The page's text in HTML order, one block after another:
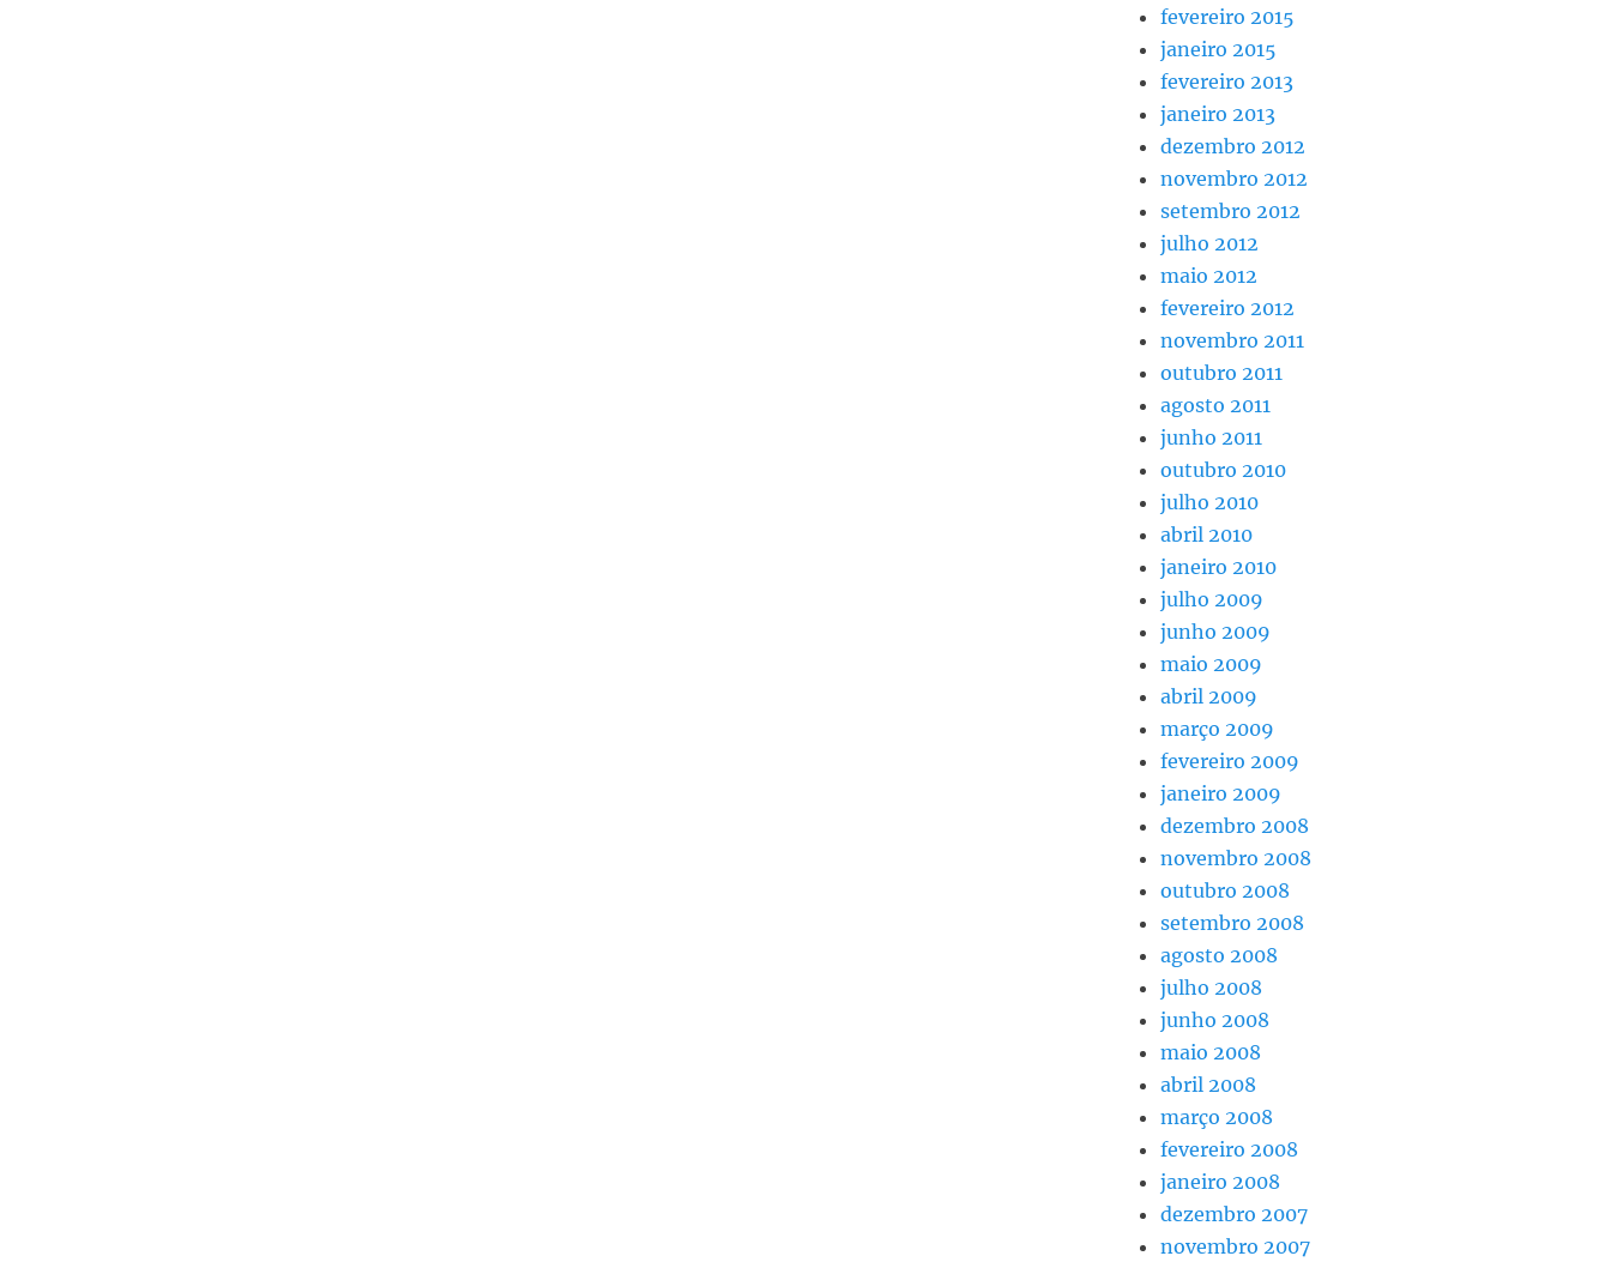
fevereiro 2015
janeiro 2015
fevereiro 2013
janeiro 2013
dezembro 2012
novembro 2012
setembro 2012
julho 2012
maio 2012
fevereiro 2012
novembro 2011
outubro 2011
agosto 2011
junho 2011
outubro 2010
julho 2010
abril 2010
janeiro 2010
julho 2009
junho 2009
maio 2009
abril 2009
março 2009
fevereiro 2009
janeiro 2009
dezembro 2008
novembro 2008
outubro 2008
setembro 2008
agosto 2008
julho 2008
junho 2008
maio 2008
abril 2008
março 2008
fevereiro 2008
janeiro 2008
dezembro 2007
novembro 2007